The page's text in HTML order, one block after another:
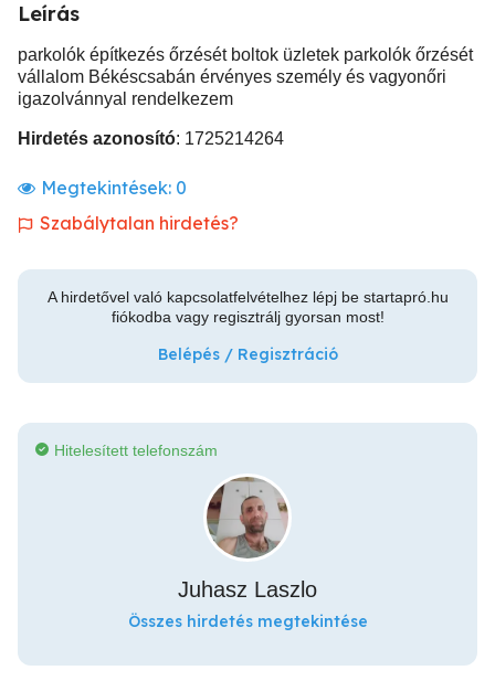
Leírás
parkolók építkezés őrzését boltok üzletek parkolók őrzését
vállalom Békéscsabán érvényes személy és vagyonőri
igazolvánnyal rendelkezem
Hirdetés azonosító: 1725214264
Megtekintések: 0
Szabálytalan hirdetés?
A hirdetővel való kapcsolatfelvételhez lépj be startapró.hu
fiókodba vagy regisztrálj gyorsan most!
Belépés / Regisztráció
Hitelesített telefonszám
Juhasz Laszlo
Összes hirdetés megtekintése